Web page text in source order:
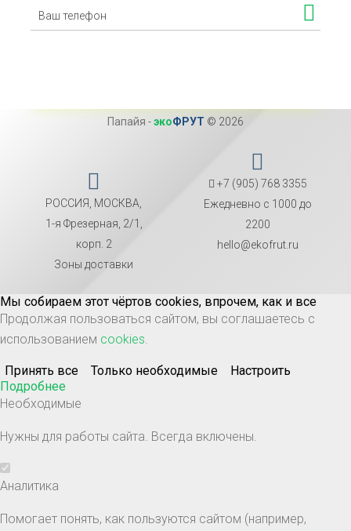
Папайя -экоФРУТ © 2026
РОССИЯ, МОСКВА,
1-я Фрезерная, 2/1,
корп. 2
Зоны доставки
+7 (905) 768 3355
Ежедневно с 1000 до
2200
hello@ekofrut.ru
Мы собираем этот чёртов cookies, впрочем, как и все
Продолжая пользоваться сайтом, вы соглашаетесь с
использованием cookies.
Принять все Только необходимые
Настроить
Подробнее
Необходимые
Нужны для работы сайта. Всегда включены.
Аналитика
Помогает понять, как пользуются сайтом (например,